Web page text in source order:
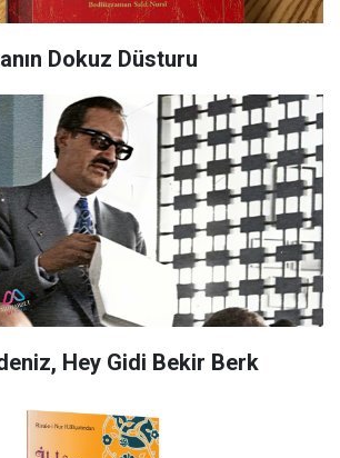
Dokuz Düsturu
Hey Gidi Bekir Berk